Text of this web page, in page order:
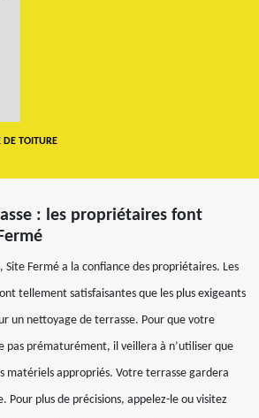
DE TOITURE
: les propriétaires font
Site Fermé a la confiance des propriétaires. Les
tellement satisfaisantes que les plus exigeants
un nettoyage de terrasse. Pour que votre
pas prématurément, il veillera à n’utiliser que
matériels appropriés. Votre terrasse gardera
Pour plus de précisions, appelez-le ou visitez